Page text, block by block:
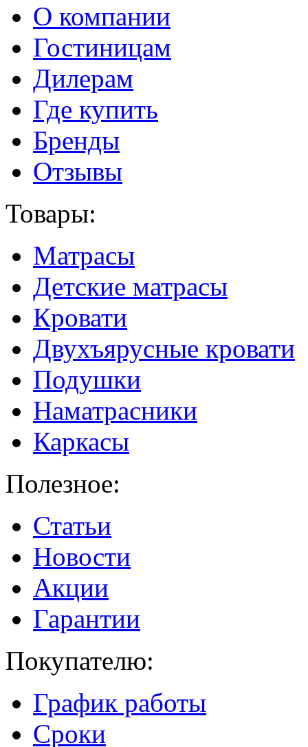
О компании
Гостиницам
Дилерам
Где купить
Бренды
Отзывы
Товары:
Матрасы
Детские матрасы
Кровати
Двухъярусные кровати
Подушки
Наматрасники
Каркасы
Полезное:
Статьи
Новости
Акции
Гарантии
Покупателю:
График работы
Сроки